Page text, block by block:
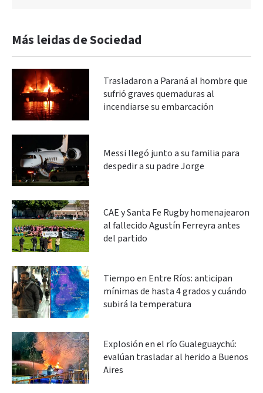
Más leidas de Sociedad
Trasladaron a Paraná al hombre que
sufrió graves quemaduras al
incendiarse su embarcación
Messi llegó junto a su familia para
despedir a su padre Jorge
CAE y Santa Fe Rugby homenajearon
al fallecido Agustín Ferreyra antes
del partido
Tiempo en Entre Ríos: anticipan
mínimas de hasta 4 grados y cuándo
subirá la temperatura
Explosión en el río Gualeguaychú:
evalúan trasladar al herido a Buenos
Aires